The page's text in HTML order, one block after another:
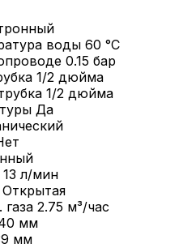
воды 60 °С
0.15 бар
1/2 дюйма
1/2 дюйма
Да
13 л/мин
Открытая
2.75 м³/час
мм
мм